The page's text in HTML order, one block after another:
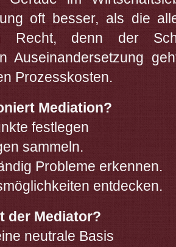
oft besser, als die
Recht, denn der
Aus­ei­nan­der­set­zung
Prozesskosten.
Mediation?
festlegen
sammeln.
Probleme erkennen.
entdecken.
der Mediator?
neutrale Basis